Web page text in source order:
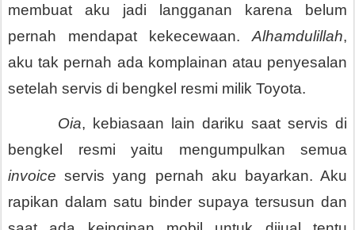
membuat aku jadi langganan karena belum
pernah mendapat kekecewaan. Alhamdulillah,
aku tak pernah ada komplainan atau penyesalan
setelah servis di bengkel resmi milik Toyota.
       Oia
, kebiasaan lain dariku saat servis di
invoice servis yang pernah aku bayarkan. Aku
rapikan dalam satu binder supaya tersusun dan